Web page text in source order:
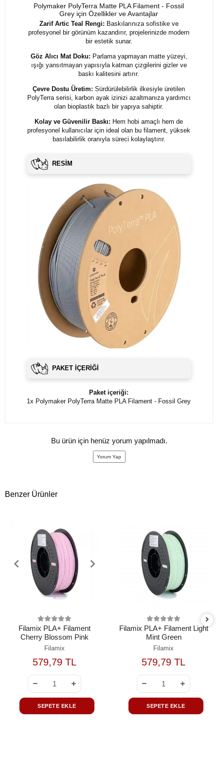
Polymaker PolyTerra Matte PLA Filament - Fossil
Grey için Özellikler ve Avantajlar
Zarif Artic Teal Rengi: Baskılarınıza sofistike ve
profesyonel bir görünüm kazandırır, projelerinizde modern
bir estetik sunar.
Göz Alıcı Mat Doku: Parlama yapmayan matte yüzeyi,
ışığı yansıtmayan yapısıyla katman çizgilerini gizler ve
baskı kalitesini artırır.
Çevre Dostu Üretim: Sürdürülebilirlik ilkesiyle üretilen
PolyTerra serisi, karbon ayak izinizi azaltmanıza yardımcı
olan bioplastik bazlı bir yapıya sahiptir.
Kolay ve Güvenilir Baskı: Hem hobi amaçlı hem de
profesyonel kullanıcılar için ideal olan bu filament, yüksek
basılabilirlik oranıyla süreci kolaylaştırır.
RESİM
PAKET İÇERIĞI
Paket içeriği:
1x Polymaker PolyTerra Matte PLA Filament - Fossil Grey
Bu ürün için henüz yorum yapılmadı.
Yorum Yap
Benzer Ürünler
Filamix PLA+ Filament
Cherry Blossom Pink
Filamix
579,79 TL
SEPETE EKLE
Filamix PLA+ Filament Light
Mint Green
Filamix
579,79 TL
SEPETE EKLE